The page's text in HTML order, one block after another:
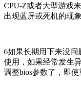
CPU-Z或者大型游戏
出现蓝屏或死机的现象
6如果长期用下来没
使用，如果经常发生
调整bios参数了，即